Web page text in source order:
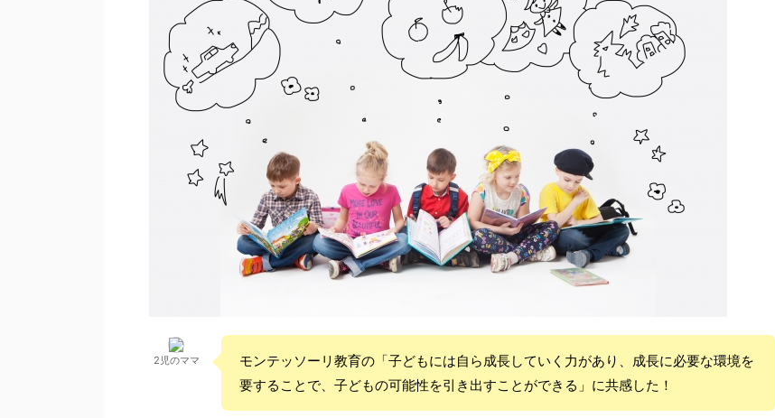
2児のママ
モンテッソーリ教育の「子どもには自ら成長していく力があり、成長に必要な環境を
要することで、 子どもの可能性を引き出すことができる」に共感した！